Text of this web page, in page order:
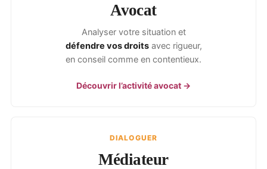
Avocat
Analyser votre situation et
défendre vos droitsavec rigueur,
en conseil comme en contentieux.
Découvrir l’activité avocat →
DIALOGUER
Médiateur